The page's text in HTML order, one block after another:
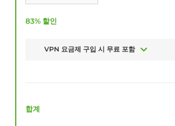
83% 할인
VPN 요금제 구입 시 무료 포함
합계